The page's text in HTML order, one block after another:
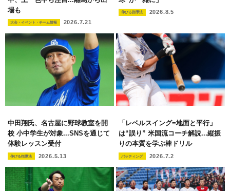
場も
大会・イベント・チーム情報 2026.7.21
伸びる指導法 2026.8.5
中田翔氏、名古屋に野球教室を開
校 小中学生が対象...SNSを通じて
体験レッスン受付
伸びる指導法 2026.5.13
「レベルスイング=地面と平行」
は“誤り” 米国流コーチ解説...縦振
りの本質を学ぶ棒ドリル
バッティング 2026.7.2